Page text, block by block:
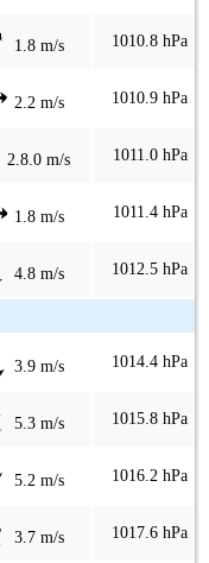
1.8 m/s 1010.8 hPa
2.2 m/s 1010.9 hPa
2.8.0 m/s 1011.0 hPa
1.8 m/s 1011.4 hPa
4.8 m/s 1012.5 hPa
3.9 m/s 1014.4 hPa
5.3 m/s 1015.8 hPa
5.2 m/s 1016.2 hPa
3.7 m/s 1017.6 hPa